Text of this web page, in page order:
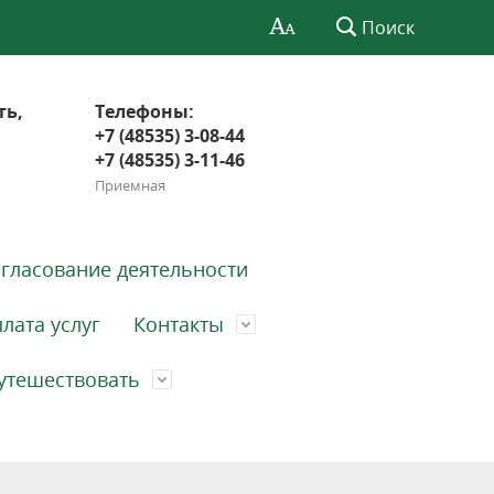
Поиск
Телефоны:
+7 (48535) 3-08-44
+7 (48535) 3-11-46
Приемная
деятельности
услуг Контакты